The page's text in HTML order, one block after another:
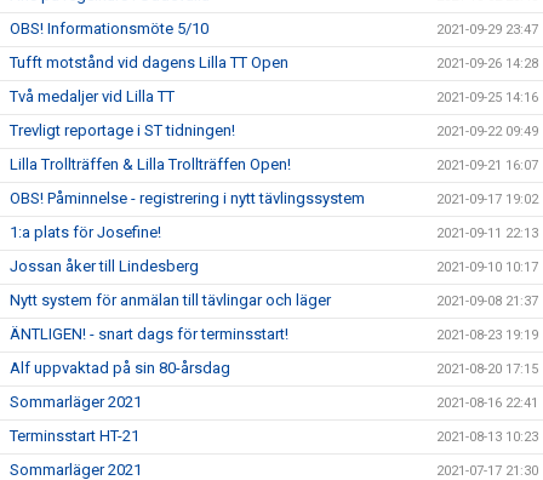
OBS! Informationsmöte 5/10 2021-09-29 23:47
Tufft motstånd vid dagens Lilla TT Open 2021-09-26 14:28
Två medaljer vid Lilla TT 2021-09-25 14:16
Trevligt reportage i ST tidningen! 2021-09-22 09:49
Lilla Trollträffen & Lilla Trollträffen Open! 2021-09-21 16:07
OBS! Påminnelse - registrering i nytt tävlingssystem 2021-09-17 19:02
1:a plats för Josefine! 2021-09-11 22:13
Jossan åker till Lindesberg 2021-09-10 10:17
Nytt system för anmälan till tävlingar och läger 2021-09-08 21:37
ÄNTLIGEN! - snart dags för terminsstart! 2021-08-23 19:19
Alf uppvaktad på sin 80-årsdag 2021-08-20 17:15
Sommarläger 2021 2021-08-16 22:41
Terminsstart HT-21 2021-08-13 10:23
Sommarläger 2021 2021-07-17 21:30